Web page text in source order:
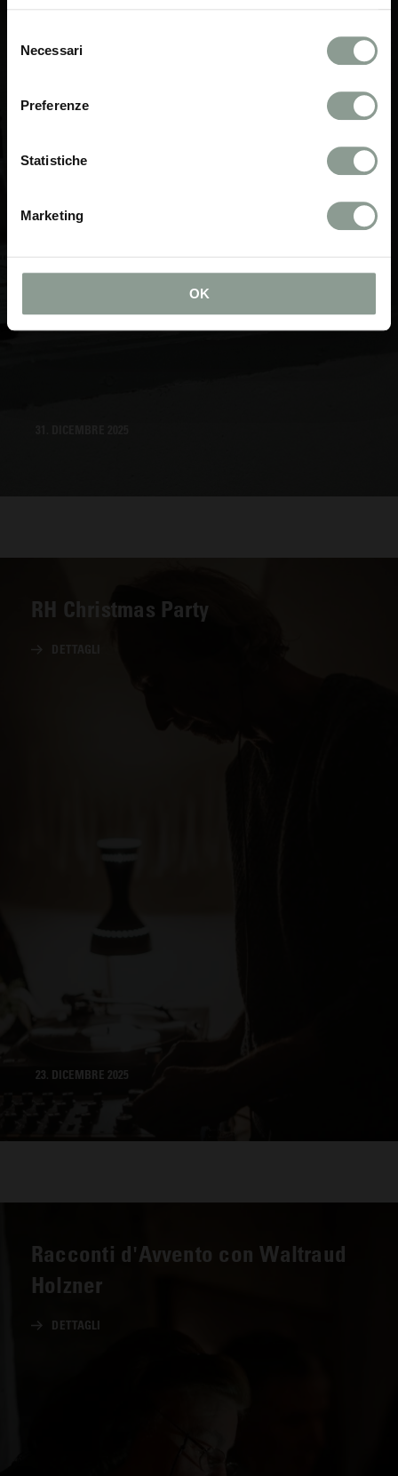
delNecessari
Preferenze
Statistiche
Marketing
OK
RH Christmas Party
DETTAGLI
23. DICEMBRE 2025
Racconti d'Avvento con Waltraud
Holzner
DETTAGLI